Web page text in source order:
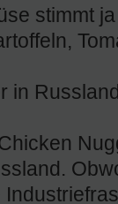
stimmt
in